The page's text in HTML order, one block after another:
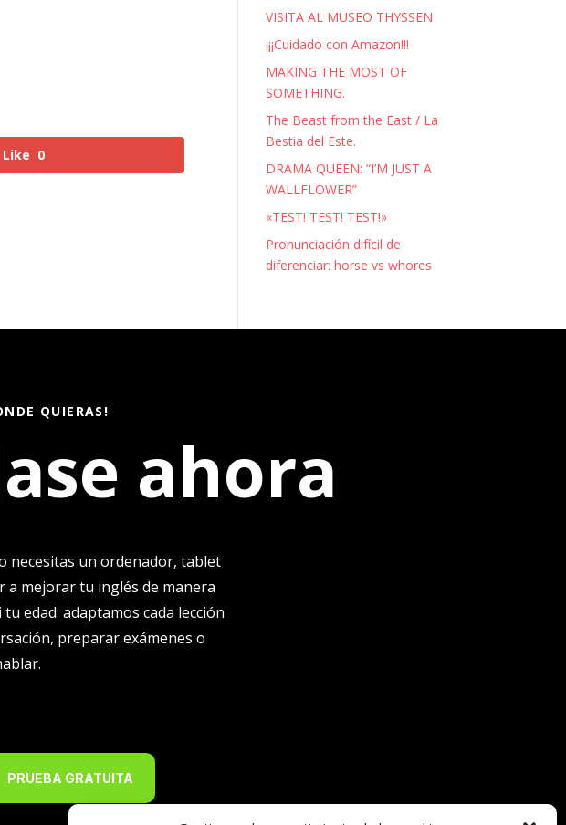
Like 0
VISITA AL MUSEO THYSSEN
¡¡¡Cuidado con Amazon!!!
MAKING THE MOST OF
SOMETHING.
The Beast from the East / La
Bestia del Este.
DRAMA QUEEN: “I’M JUST A
WALLFLOWER”
«TEST! TEST! TEST!»
Pronunciación difícil de
diferenciar: horse vs whores
QUIERAS!
ahora
necesitas un ordenador, tablet
a mejorar tu inglés de manera
edad: adaptamos cada lección
preparar exámenes o
PRUEBA GRATUITA